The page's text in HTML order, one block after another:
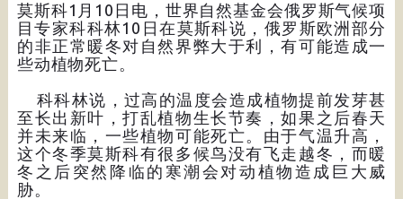
莫斯科1月10日电，世界自然基金会俄罗斯气候项
目专家科科林10日在莫斯科说，俄罗斯欧洲部分
的非正常暖冬对自然界弊大于利，有可能造成一
些动植物死亡。
科科林说，过高的温度会造成植物提前发芽甚
至长出新叶，打乱植物生长节奏，如果之后春天
并未来临，一些植物可能死亡。由于气温升高，
这个冬季莫斯科有很多候鸟没有飞走越冬，而暖
冬之后突然降临的寒潮会对动植物造成巨大威
胁。